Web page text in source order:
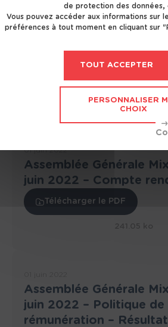
01 juin 2022
349.79 ko
Assemblée Générale
juin 2022 – Compte
01 juin 2022
Télécharger le PDF
Assemblée Générale
juin 2022 – Politique de
rémunération –
de protection des données,
Vous pouvez accéder aux informations sur
préférences à tout moment en cliquant sur
TOUT ACCEPTER
PERSONNALISER
CHOIX